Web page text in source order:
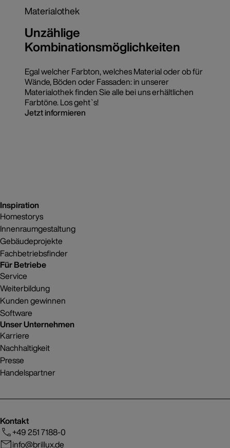
Materialothek
Unzählige
Kombinationsmöglichkeiten
Egal welcher Farbton, welches Material oder ob für
Wände, Böden oder Fassaden: in unserer
Materialothek finden Sie alle bei uns erhältlichen
Farbtöne. Los geht`s!
Jetzt informieren
Inspiration
Homestorys
Innenraumgestaltung
Gebäudeprojekte
Fachbetriebsfinder
Für Betriebe
Service
Weiterbildung
Kunden gewinnen
Software
Unser Unternehmen
Karriere
Nachhaltigkeit
Presse
Handelspartner
Kontakt
+49 251 7188-0
info@brillux.de